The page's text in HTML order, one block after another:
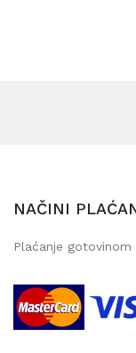
NAČINI
Plaćanje